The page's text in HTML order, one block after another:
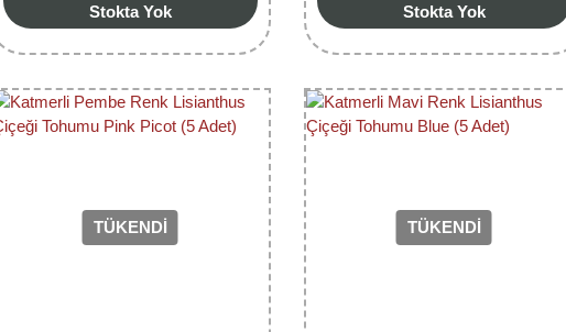
Stokta Yok
Stokta Yok
TÜKENDİ TÜKENDİ